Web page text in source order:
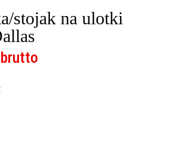
stojak na ulotki
brutto